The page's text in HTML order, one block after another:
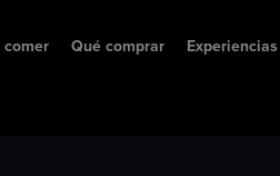
comer Qué comprar Experiencias